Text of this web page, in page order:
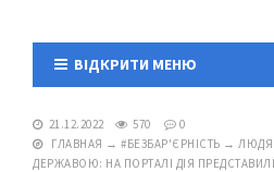
ВІДКРИТИ МЕНЮ
21.12.2022 570
0
ГЛАВНАЯ → #БЕЗБАР'ЄРНІСТЬ →
ДЕРЖАВОЮ: НА ПОРТАЛІ ДІЯ